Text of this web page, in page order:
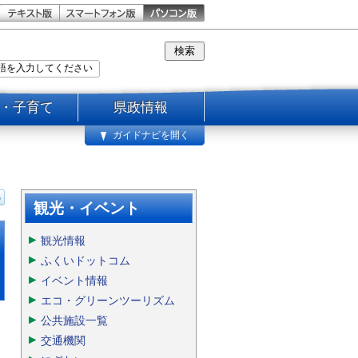
子育て 県政情報
ガイドナビを開く
観光・イベント
観光情報
ふくいドットコム
イベント情報
エコ・グリーンツーリズム
公共施設一覧
交通機関